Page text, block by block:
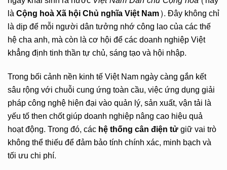
làCộng hoà Xã hội Chủ nghĩa Việt Nam). Đây không chỉ
là dịp để mỗi người dân tưởng nhớ công lao của các thế
hệ cha anh, mà còn là cơ hội để các doanh nghiệp Việt
khẳng định tinh thần tự chủ, sáng tạo và hội nhập.
Trong bối cảnh nền kinh tế Việt Nam ngày càng gắn kết
sâu rộng với chuỗi cung ứng toàn cầu, việc ứng dụng giải
pháp công nghệ hiện đại vào quản lý, sản xuất, vận tải là
yếu tố then chốt giúp doanh nghiệp nâng cao hiệu quả
hoạt động. Trong đó, cáchệ thống cân điện tửgiữ vai trò
không thể thiếu để đảm bảo tính chính xác, minh bạch và
tối ưu chi phí.